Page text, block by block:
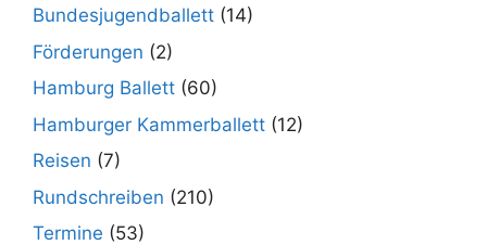
Bundesjugendballett (14)
Förderungen (2)
Hamburg Ballett (60)
Hamburger Kammerballett (12)
Reisen (7)
Rundschreiben (210)
Termine (53)